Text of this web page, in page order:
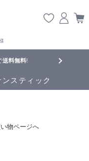
無料! 【重要】熊本
スティック
物ページへ